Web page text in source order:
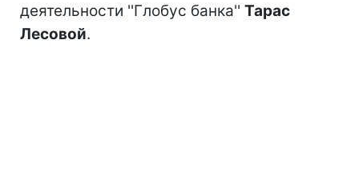
деятельности ''Глобус банка'' Тарас
Лесовой.